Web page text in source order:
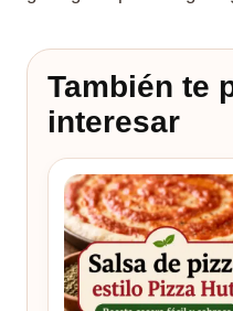
También te
interesar